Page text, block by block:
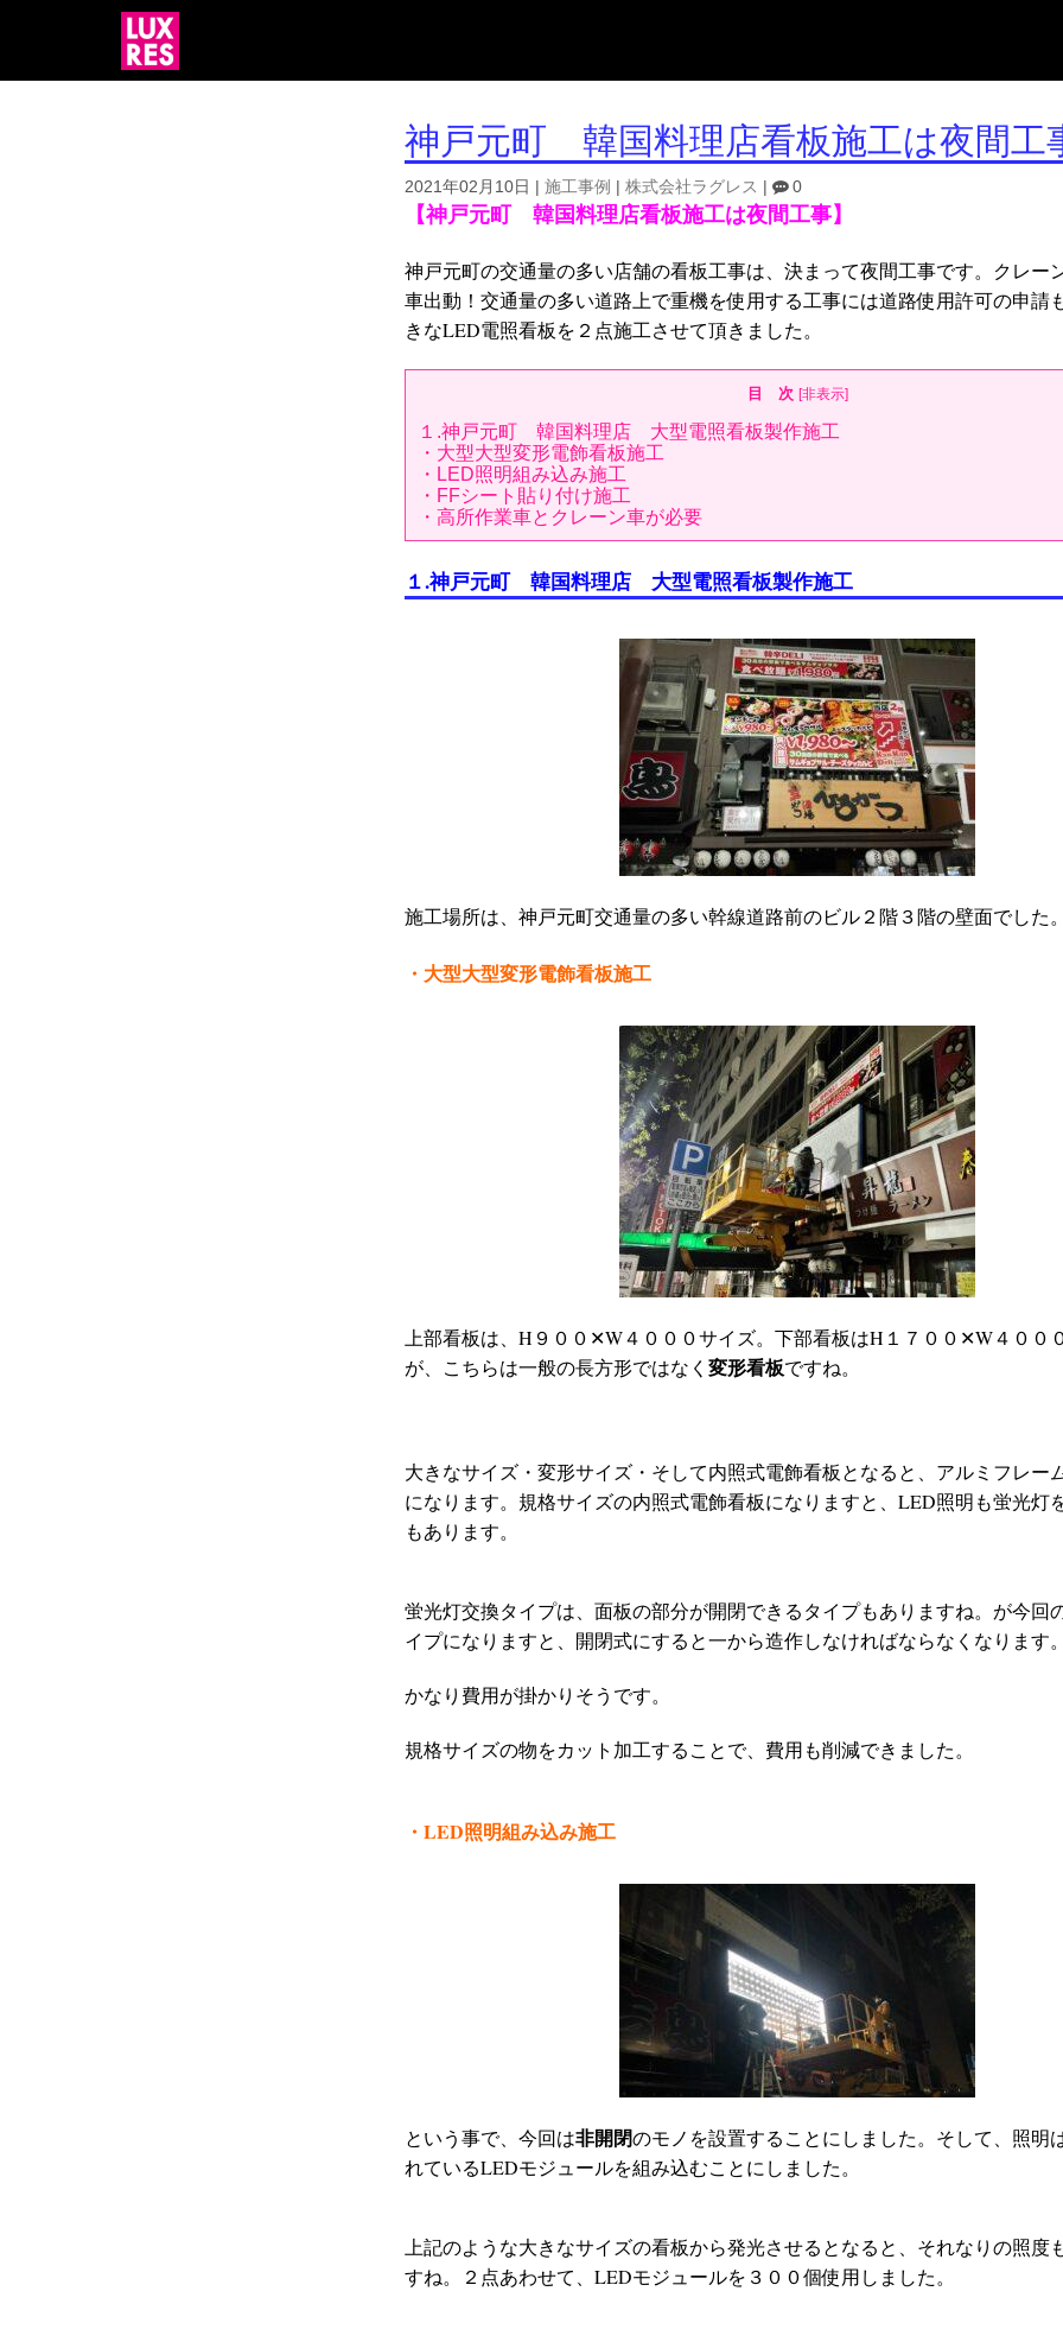
神戸元町 韓国料理店看板施工は夜間工
2021年02月10日 施工事例 株式会社ラグレス 0
【神戸元町 韓国料理店看板施工は夜間工事】
神戸元町の交通量の多い店舗の看板工事は、決まって夜間工事です。クレー
車出動！交通量の多い道路上で重機を使用する工事には道路使用許可の申請
きなLED電照看板を２点施工させて頂きました。
目 次 [非表示]
１.神戸元町 韓国料理店 大型電照看板製作施工
・大型大型変形電飾看板施工
・LED照明組み込み施工
・FFシート貼り付け施工
・高所作業車とクレーン車が必要
１.神戸元町 韓国料理店 大型電照看板製作施工
施工場所は、神戸元町交通量の多い幹線道路前のビル２階３階の壁面でした。
・大型大型変形電飾看板施工
上部看板は、H９００✕W４０００サイズ。下部看板はH１７００✕W４００
が、こちらは一般の長方形ではなく 変形看板ですね。
大きなサイズ・変形サイズ・そして内照式電飾看板となると、アルミフレー
になります。規格サイズの内照式電飾看板になりますと、LED照明も蛍光灯
もあります。
蛍光灯交換タイプは、面板の部分が開閉できるタイプもありますね。が今回
イプになりますと、開閉式にすると一から造作しなければならなくなります。
かなり費用が掛かりそうです。
規格サイズの物をカット加工することで、費用も削減できました。
・LED照明組み込み施工
という事で、今回は非開閉のモノを設置することにしました。そして、照明
れているLEDモジュールを組み込むことにしました。
上記のような大きなサイズの看板から発光させるとなると、それなりの照度
すね。２点あわせて、LEDモジュールを３００個使用しました。